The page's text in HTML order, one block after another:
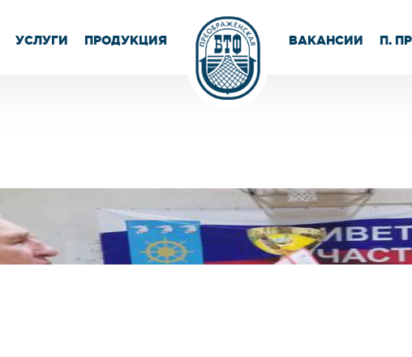
УСЛУГИ ПРОДУКЦИЯ ВАКАНСИИ П.